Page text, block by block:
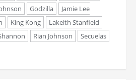
Godzilla
Jamie Lee
King Kong
Lakeith Stanfield
Rian Johnson
Secuelas